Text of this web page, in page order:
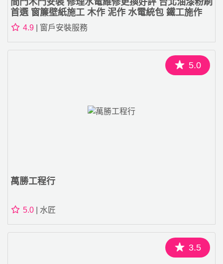
間門木門安裝 修理水電維修更換好評 台北油漆粉刷
首選 窗簾壁紙施工 木作 泥作 水電統包 鐵工施作
4.9 | 窗戶安裝服務
5.0
萬勝工程行
5.0 | 水匠
3.5